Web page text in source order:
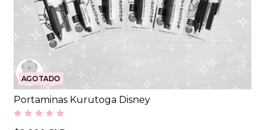
AGOTADO
Portaminas Kurutoga Disney